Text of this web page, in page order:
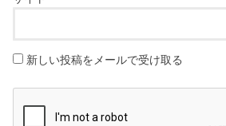
新しい投稿をメールで受け取る